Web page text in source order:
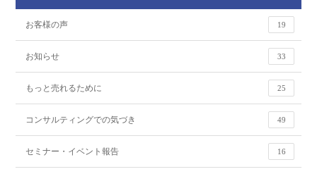
お客様の声 19
お知らせ 33
もっと売れるために 25
コンサルティングでの気づき 49
セミナー・イベント報告 16